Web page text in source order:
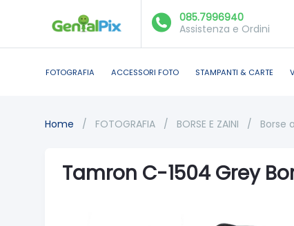
085.7996940
Assistenza e Ordini
FOTOGRAFIA ACCESSORI FOTO STAMPANTI & CARTE
Home / FOTOGRAFIA / BORSE E ZAINI / Borse
Tamron C-1504 Grey